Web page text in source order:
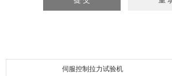
伺服控制拉力试验机